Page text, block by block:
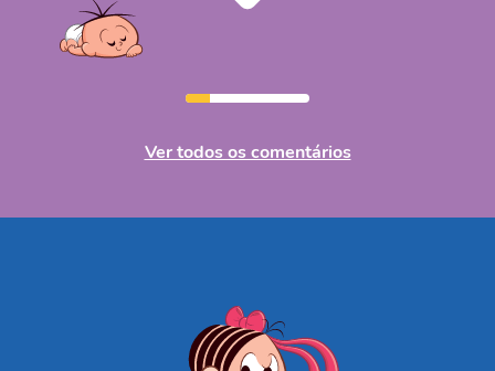
Ver todos os comentários